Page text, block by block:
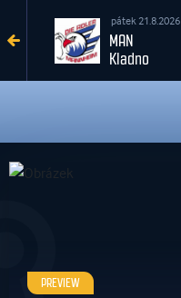
pátek 21.8.2026
MAN
Kladno
PREVIEW